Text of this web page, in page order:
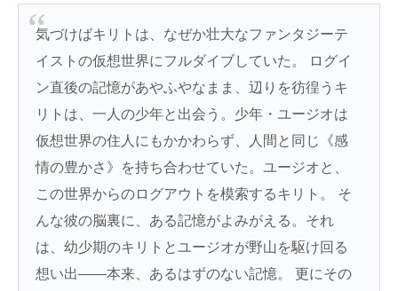
気づけばキリトは、なぜか壮大なファンタジーテ
イストの仮想世界にフルダイブしていた。 ログイ
ン直後の記憶があやふやなまま、辺りを彷徨うキ
リトは、一人の少年と出会う。少年・ユージオは
仮想世界の住人にもかかわらず、人間と同じ《感
情の豊かさ》を持ち合わせていた。ユージオと、
この世界からのログアウトを模索するキリト。 そ
んな彼の脳裏に、ある記憶がよみがえる。それ
は、幼少期のキリトとユージオが野山を駆け回る
想い出――本来、あるはずのない記憶。 更にその